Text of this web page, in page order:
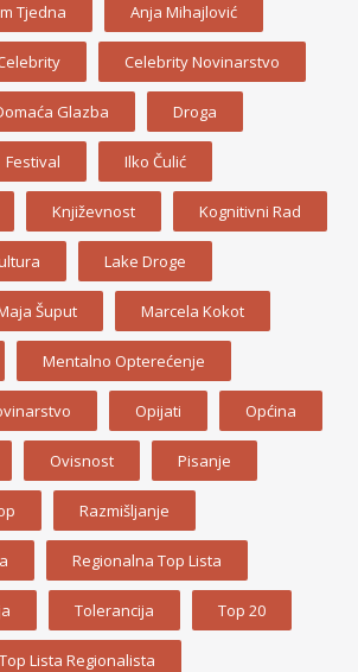
Tjedna Anja Mihajlović
Celebrity Novinarstvo
Glazba Droga
Festival Ilko Čulić
Književnost Kognitivni Rad
Lake Droge
Šuput Marcela Kokot
Mentalno Opterećenje
Opijati Općina
Ovisnost Pisanje
Razmišljanje
Regionalna Top Lista
Tolerancija Top 20
Top Lista Regionalista